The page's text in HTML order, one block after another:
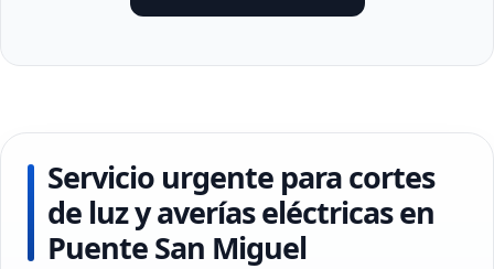
Servicio urgente para cortes
de luz y averías eléctricas en
Puente San Miguel